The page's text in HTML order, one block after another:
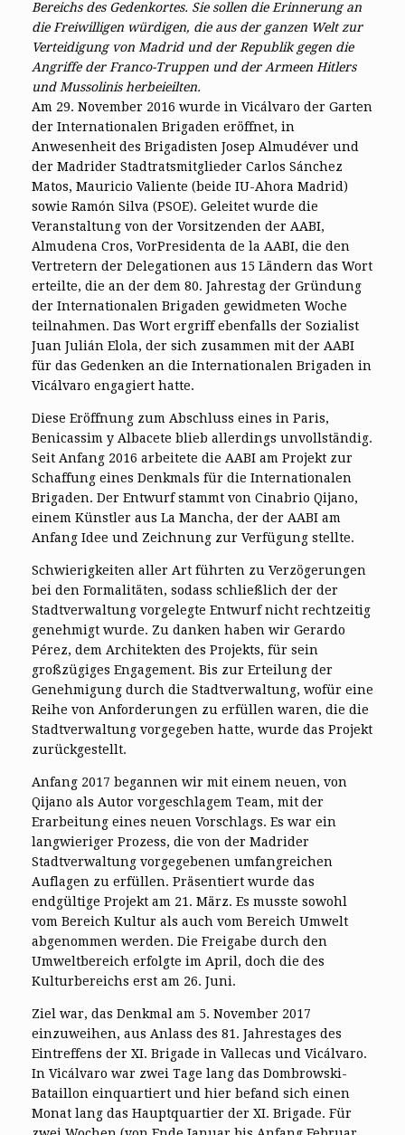
Bereichs des Gedenkortes. Sie sollen die Erinnerung an
die Freiwilligen würdigen, die aus der ganzen Welt zur
Verteidigung von Madrid und der Republik gegen die
Angriffe der Franco-Truppen und der Armeen Hitlers
und Mussolinis herbeieilten.
Am 29. November 2016 wurde in Vicálvaro der Garten
der Internationalen Brigaden eröffnet, in
Anwesenheit des Brigadisten Josep Almudéver und
der Madrider Stadtratsmitglieder Carlos Sánchez
Matos, Mauricio Valiente (beide IU-Ahora Madrid)
sowie Ramón Silva (PSOE). Geleitet wurde die
Veranstaltung von der Vorsitzenden der AABI,
Almudena Cros, VorPresidenta de la AABI, die den
Vertretern der Delegationen aus 15 Ländern das Wort
erteilte, die an der dem 80. Jahrestag der Gründung
der Internationalen Brigaden gewidmeten Woche
teilnahmen. Das Wort ergriff ebenfalls der Sozialist
Juan Julián Elola, der sich zusammen mit der AABI
für das Gedenken an die Internationalen Brigaden in
Vicálvaro engagiert hatte.
Diese Eröffnung zum Abschluss eines in Paris,
Benicassim y Albacete blieb allerdings unvollständig.
Seit Anfang 2016 arbeitete die AABI am Projekt zur
Schaffung eines Denkmals für die Internationalen
Brigaden. Der Entwurf stammt von Cinabrio Qijano,
einem Künstler aus La Mancha, der der AABI am
Anfang Idee und Zeichnung zur Verfügung stellte.
Schwierigkeiten aller Art führten zu Verzögerungen
bei den Formalitäten, sodass schließlich der der
Stadtverwaltung vorgelegte Entwurf nicht rechtzeitig
genehmigt wurde. Zu danken haben wir Gerardo
Pérez, dem Architekten des Projekts, für sein
großzügiges Engagement. Bis zur Erteilung der
Genehmigung durch die Stadtverwaltung, wofür eine
Reihe von Anforderungen zu erfüllen waren, die die
Stadtverwaltung vorgegeben hatte, wurde das Projekt
zurückgestellt.
Anfang 2017 begannen wir mit einem neuen, von
Qijano als Autor vorgeschlagem Team, mit der
Erarbeitung eines neuen Vorschlags. Es war ein
langwieriger Prozess, die von der Madrider
Stadtverwaltung vorgegebenen umfangreichen
Auflagen zu erfüllen. Präsentiert wurde das
endgültige Projekt am 21. März. Es musste sowohl
vom Bereich Kultur als auch vom Bereich Umwelt
abgenommen werden. Die Freigabe durch den
Umweltbereich erfolgte im April, doch die des
Kulturbereichs erst am 26. Juni.
Ziel war, das Denkmal am 5. November 2017
einzuweihen, aus Anlass des 81. Jahrestages des
Eintreffens der XI. Brigade in Vallecas und Vicálvaro.
In Vicálvaro war zwei Tage lang das Dombrowski-
Bataillon einquartiert und hier befand sich einen
Monat lang das Hauptquartier der XI. Brigade. Für